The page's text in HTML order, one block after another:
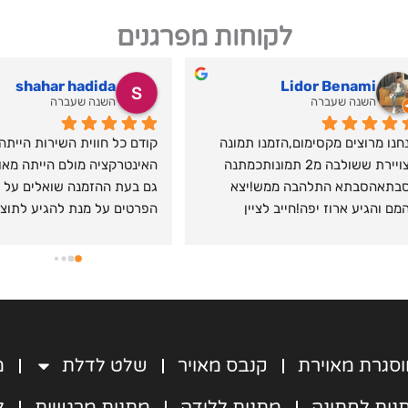
לקוחות מפרגנים
מקום מדהים! השירות מושלם אנושי בול
מתאים לרצון של הלקוח ,התמונות יצאו
מהממות ממש התלהבנו ואין ספק
שנעשה עוד וממליצה ממש!היה יחס
השנה שעברה
הזמנו מהם שלט לדלת ואנחנו ממש
מרוצים מהמוצר והשירות. היו איתי
בקשר עקבי לאורך כל ההזמנה, הקשיבו
ושינו לפי ההערות שביקשתי והיו
שמעוניין במתנה אישית ומרגשת ועל
מאוירת קנבס מאויר שלט לדלת